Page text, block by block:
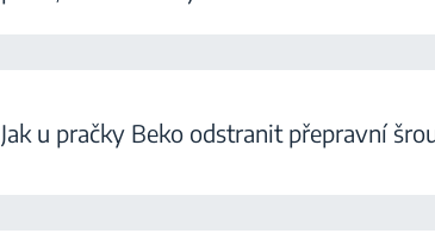
Jak u pračky Beko odstranit přepravní